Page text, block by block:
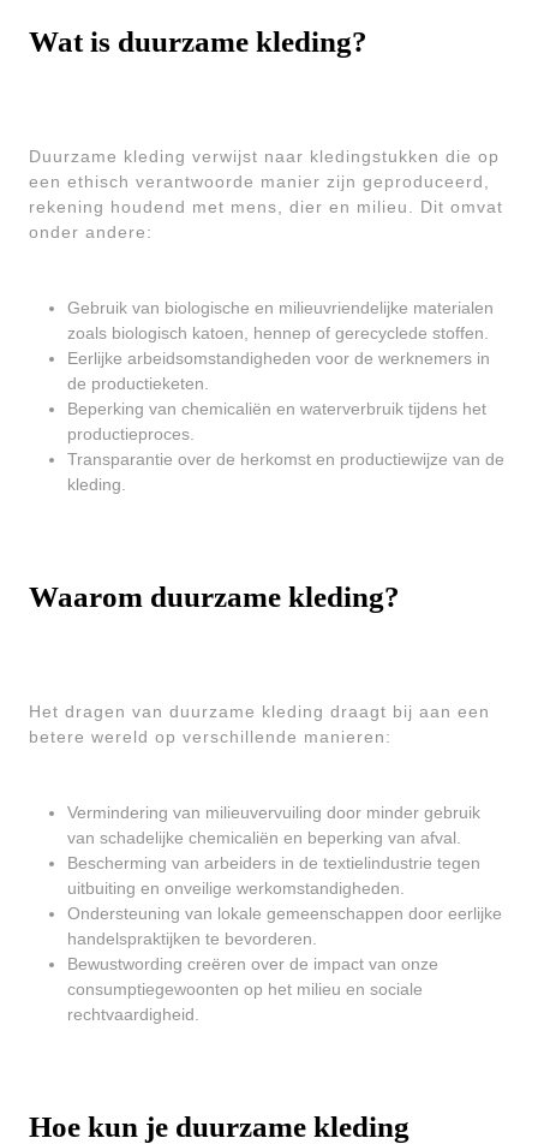
Wat is duurzame kleding?
Duurzame kleding verwijst naar kledingstukken die op
een ethisch verantwoorde manier zijn geproduceerd,
rekening houdend met mens, dier en milieu. Dit omvat
onder andere:
Gebruik van biologische en milieuvriendelijke materialen
zoals biologisch katoen, hennep of gerecyclede stoffen.
Eerlijke arbeidsomstandigheden voor de werknemers in
de productieketen.
Beperking van chemicaliën en waterverbruik tijdens het
productieproces.
Transparantie over de herkomst en productiewijze van de
kleding.
Waarom duurzame kleding?
Het dragen van duurzame kleding draagt bij aan een
betere wereld op verschillende manieren:
Vermindering van milieuvervuiling door minder gebruik
van schadelijke chemicaliën en beperking van afval.
Bescherming van arbeiders in de textielindustrie tegen
uitbuiting en onveilige werkomstandigheden.
Ondersteuning van lokale gemeenschappen door eerlijke
handelspraktijken te bevorderen.
Bewustwording creëren over de impact van onze
consumptiegewoonten op het milieu en sociale
rechtvaardigheid.
Hoe kun je duurzame kleding